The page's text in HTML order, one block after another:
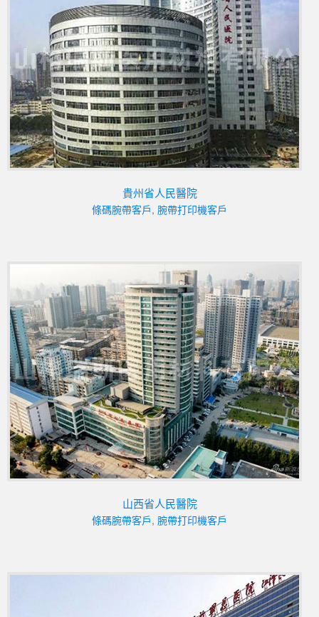
貴州省人民醫院
條碼腕帶客戶, 腕帶打印機客戶
山西省人民醫院
條碼腕帶客戶, 腕帶打印機客戶